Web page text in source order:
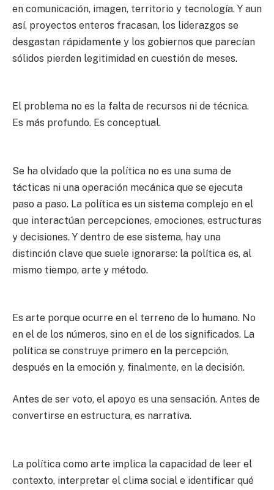
en comunicación, imagen, territorio y tecnología. Y aun
así, proyectos enteros fracasan, los liderazgos se
desgastan rápidamente y los gobiernos que parecían
sólidos pierden legitimidad en cuestión de meses.
El problema no es la falta de recursos ni de técnica.
Es más profundo. Es conceptual.
Se ha olvidado que la política no es una suma de
tácticas ni una operación mecánica que se ejecuta
paso a paso. La política es un sistema complejo en el
que interactúan percepciones, emociones, estructuras
y decisiones. Y dentro de ese sistema, hay una
distinción clave que suele ignorarse: la política es, al
mismo tiempo, arte y método.
Es arte porque ocurre en el terreno de lo humano. No
en el de los números, sino en el de los significados. La
política se construye primero en la percepción,
después en la emoción y, finalmente, en la decisión.
Antes de ser voto, el apoyo es una sensación. Antes de
convertirse en estructura, es narrativa.
La política como arte implica la capacidad de leer el
contexto, interpretar el clima social e identificar qué